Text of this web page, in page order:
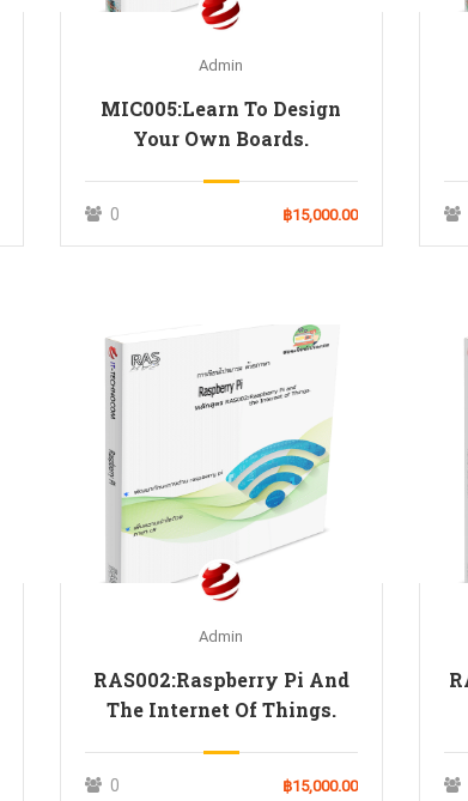
Admin
MIC005:Learn To Design
Your Own Boards.
0 ฿15,000.00
Admin
RAS002:Raspberry Pi And
The Internet Of Things.
0 ฿15,000.00